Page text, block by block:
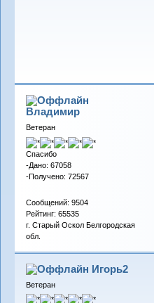
Владимиp
Ветеран
Спасибо
-Дано: 67058
-Получено: 72567
Сообщений: 9504
Рейтинг: 65535
г. Старый Оскол Белгородская
обл.
Игорь2
Ветеран